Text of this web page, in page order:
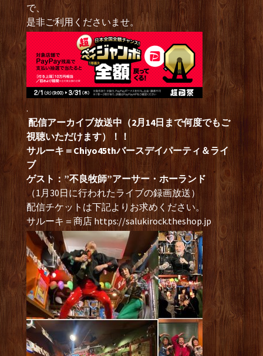
で、
是非ご利用くださいませ。
.
配信アーカイブ放送中（2月14日まで何度でもご
視聴いただけます）！！
サルーキ＝Chiyo45thバースデイパーティ＆ライ
ブ
ゲスト：”不良牧師”アーサー・ホーランド
（1月30日に行われたライブの録画放送）
配信チケットは下記よりお求めください。
サルーキ＝商店 https://salukirock.theshop.jp